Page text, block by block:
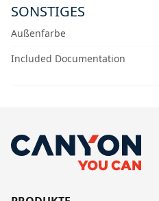
SONSTIGES
Außenfarbe
Included Documentation